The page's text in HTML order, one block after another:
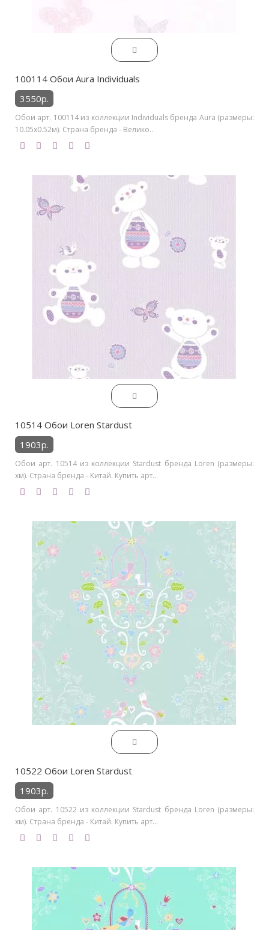
100114 Обои Aura Individuals
3550р.
Обои арт. 100114 из коллекции Individuals бренда Aura (размеры:
10.05х0.52м). Страна бренда - Велико..
10514 Обои Loren Stardust
1903р.
Обои арт. 10514 из коллекции Stardust бренда Loren (размеры:
хм). Страна бренда - Китай. Купить арт...
10522 Обои Loren Stardust
1903р.
Обои арт. 10522 из коллекции Stardust бренда Loren (размеры:
хм). Страна бренда - Китай. Купить арт...